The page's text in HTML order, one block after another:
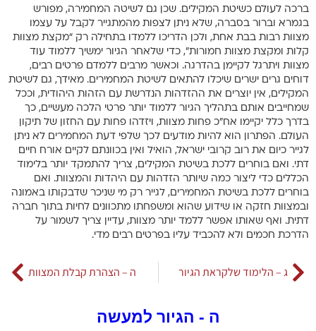
ברכה לעולם כשיטת המקילים. שכן גם לשיטה המחמירה, מפורש
בגמרא וברור בסברה, שלא ניתן לצפות מהמתגייר לקבל על עצמו
מצוות רבות בבת אחת, ולכן הדריכו ללמדו בתחילה רק “מקצת מצוות
קלות ומקצת מצוות חמורות”, כדי שלאחר הגיור ימשיך ללמוד עוד
מצוות ויתרגל לקיימן בהדרגה. וכאשר מרבים ללמדם פרטים רבים,
דוחים גרים ישרים שיכלו להתאים לשיטת המחמירים. מאידך, גם לשיטת
המקילים, אין יוצרים את ההזדהות הנדרשת עם הזהות היהודית, וככל
שמחייבים אותם בתהליך הגיור ללמוד יותר פרטי הלכה מעשיים, כך
בדרך כלל יקיימו אח”כ פחות מצוות, ויזדהו פחות עם החזון של תיקון
העולם. הפתרון הוא להיות מודעים לכך שלפי דעת המחמירים לא ניתן
לגייר כיום את רוב קרובי ישראל, הואיל ואין בכוונתם לקיים אורח חיים
דתי. ואם בוחרים ללכת בשיטת המקילים, צריך להתמקד יותר בלימוד
הכללים כדי ליצור כמה שיותר הזדהות עם היהדות והמצוות. ואם
בוחרים ללכת בשיטת המחמירים, לגייר רק מי שניכר שדבקותו באמונה
ובמצוות חזקה או שידוע שהוא ומשפחתו מתכוונים לחיות בתוך חברה
דתית. ואף שאותו אפשר ללמד יותר מצוות, עדיין צריך לשמור על
הדרכת חכמים ולא להכביד עליו בפרטים רבים מדי.
ג – הלימוד שלקראת הגיור ה – הצהרת קבלת המצוות
ה - הגיור למעשה